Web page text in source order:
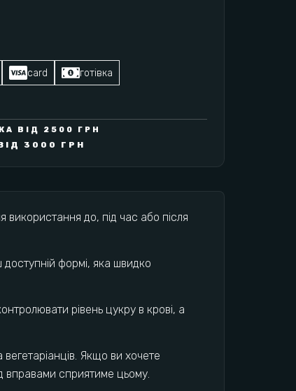
card готівка
ВІД 2500 ГРН
3000 ГРН
до, під час або після
доступній формі, яка швидко
рівень цукру в крові, а
Якщо ви хочете
вправами сприятиме цьому.